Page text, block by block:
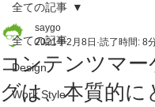
全ての記事
Design
Work Style
全ての記事
コンテンツマー
グは、本質的に
saygo
2021年2月8日 読了時間: 8